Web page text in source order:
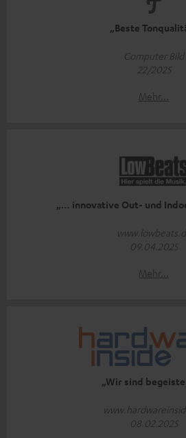
„Beste
Computer Bild
22/2025
Mehr...
„… innovative Out- und
09.04.2025
Mehr...
„Wir sind
08.02.2025